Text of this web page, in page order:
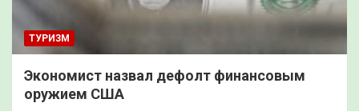
ТУРИЗМ
Экономист назвал дефолт финансовым
оружием США